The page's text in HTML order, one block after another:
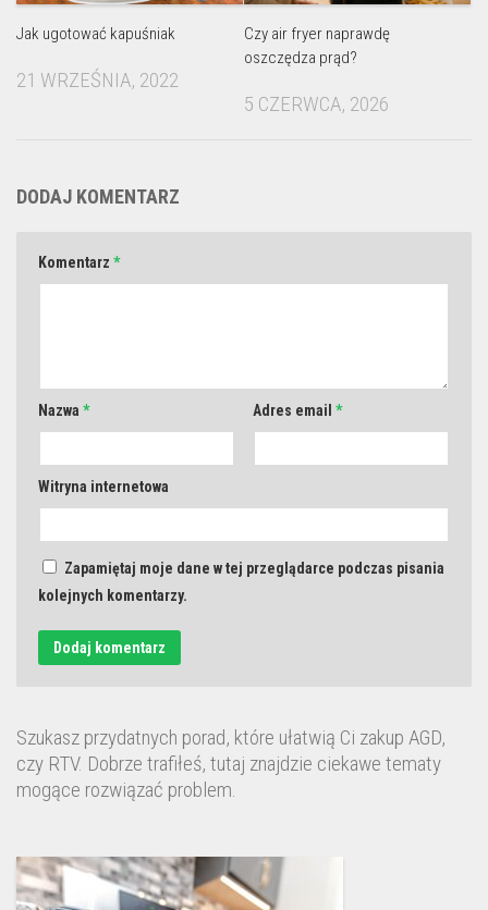
Jak ugotować kapuśniak
21 WRZEŚNIA, 2022
Czy air fryer naprawdę
oszczędza prąd?
5 CZERWCA, 2026
DODAJ KOMENTARZ
Komentarz *
Nazwa * Adres email *
Witryna internetowa
Zapamiętaj moje dane w tej przeglądarce podczas pisania
kolejnych komentarzy.
Szukasz przydatnych porad, które ułatwią Ci zakup AGD,
czy RTV. Dobrze trafiłeś, tutaj znajdzie ciekawe tematy
mogące rozwiązać problem.